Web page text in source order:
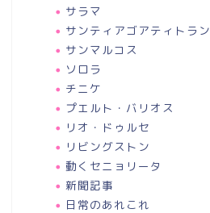
サラマ
サンティアゴアティトラン
サンマルコス
ソロラ
チニケ
プエルト・バリオス
リオ・ドゥルセ
リビングストン
動くセニョリータ
新聞記事
日常のあれこれ